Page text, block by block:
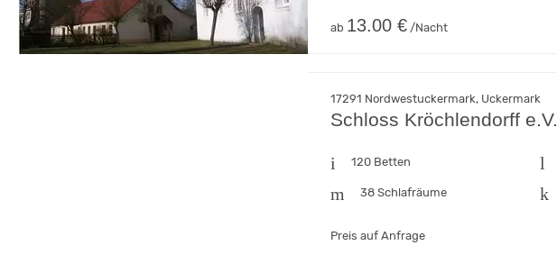
ab 13.00 € /Nacht
17291 Nordwestuckermark, Uckermark
Schloss Kröchlendorff e.V.
120 Betten
38 Schlafräume
Preis auf Anfrage